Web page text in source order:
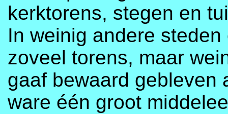
kerktorens, stegen en
In weinig andere
zoveel torens, maar
gaaf bewaard gebleven
ware één groot